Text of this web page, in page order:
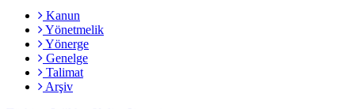
Kanun
Yönetmelik
Yönerge
Genelge
Talimat
Arşiv